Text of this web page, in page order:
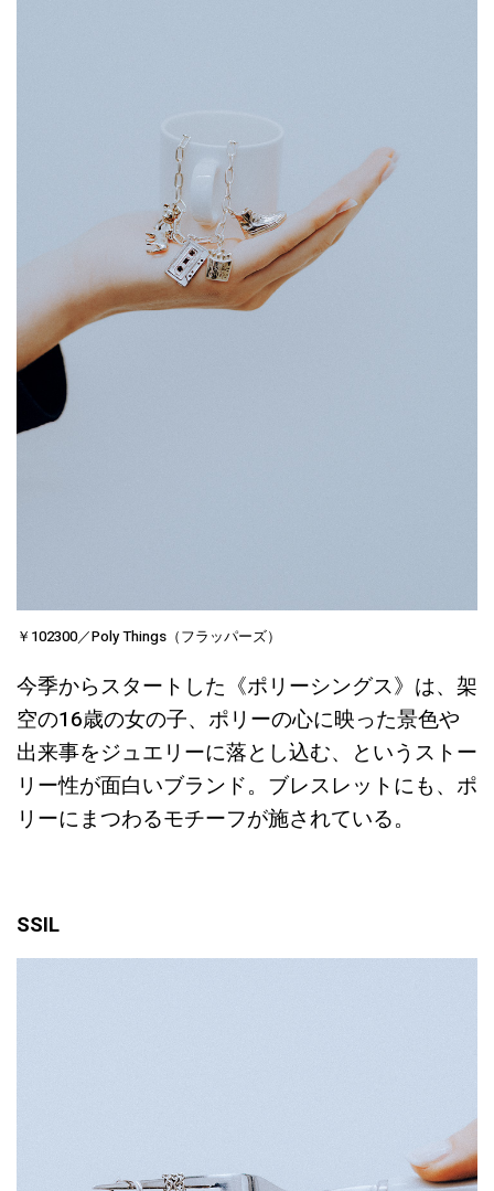
￥102300／Poly Things（フラッパーズ）
今季からスタートした《ポリーシングス》は、架
空の16歳の女の子、ポリーの心に映った景色や
出来事をジュエリーに落とし込む、というストー
リー性が面白いブランド。ブレスレットにも、ポ
リーにまつわるモチーフが施されている。
SSIL